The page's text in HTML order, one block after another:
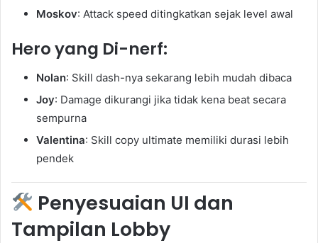
Moskov: Attack speed ditingkatkan sejak level awal
Hero yang Di-nerf:
Nolan: Skill dash-nya sekarang lebih mudah dibaca
Joy: Damage dikurangi jika tidak kena beat secara
sempurna
Valentina: Skill copy ultimate memiliki durasi lebih
pendek
Penyesuaian UI dan
Tampilan Lobby